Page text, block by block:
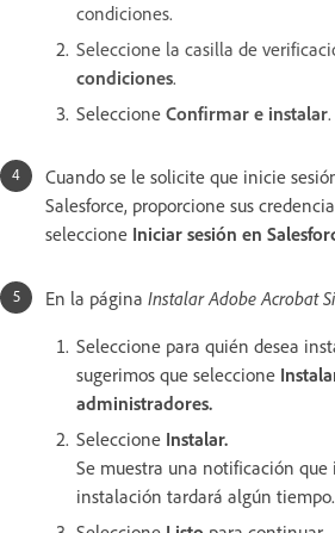
condiciones.
Seleccione la casilla de
condiciones.
Seleccione Confirmar e instalar.
Cuando se le solicite que inicie
Salesforce, proporcione sus
seleccione Iniciar sesión en
En la página Instalar Adobe Acrobat
Seleccione para quién desea
sugerimos que seleccione
administradores.
Seleccione Instalar.
Se muestra una notificación que
instalación tardará algún tiempo.